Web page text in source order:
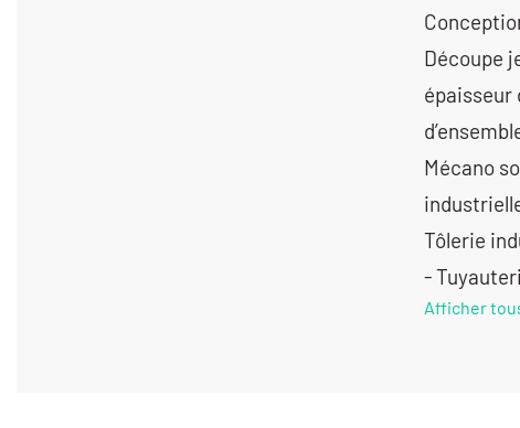
Découpe
épaisseur
Mécano
Tôlerie
-
Afficher